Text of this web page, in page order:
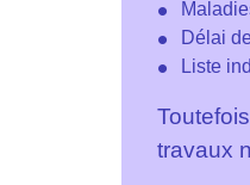
Délai
Liste
travaux